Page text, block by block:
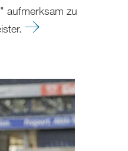
aufmerksam zu